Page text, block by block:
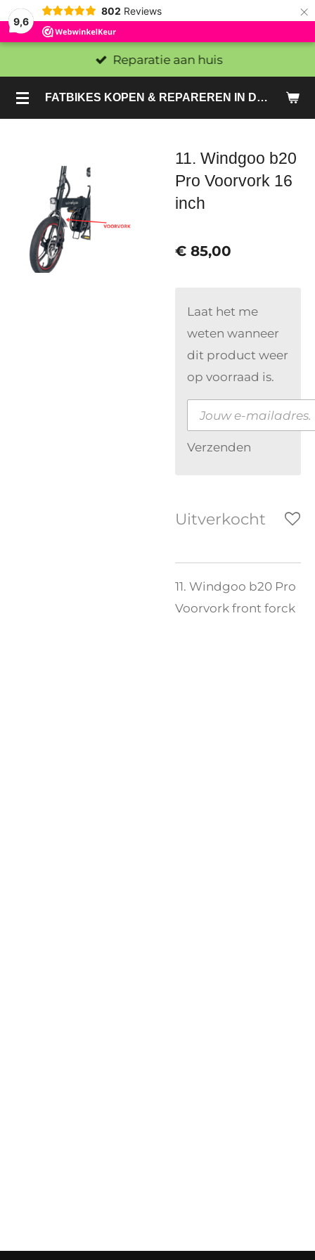
9,6
802 Reviews ×
FATBIKES KOPEN & REPAREREN IN DEN HAAG EN ZOETERMEER - SACHE BIKES
Reparatie aan huis
11. Windgoo b20
Pro Voorvork 16
inch
€ 85,00
Laat het me
weten wanneer
dit product weer
op voorraad is.
Verzenden
Uitverkocht
11. Windgoo b20 Pro
Voorvork front forck